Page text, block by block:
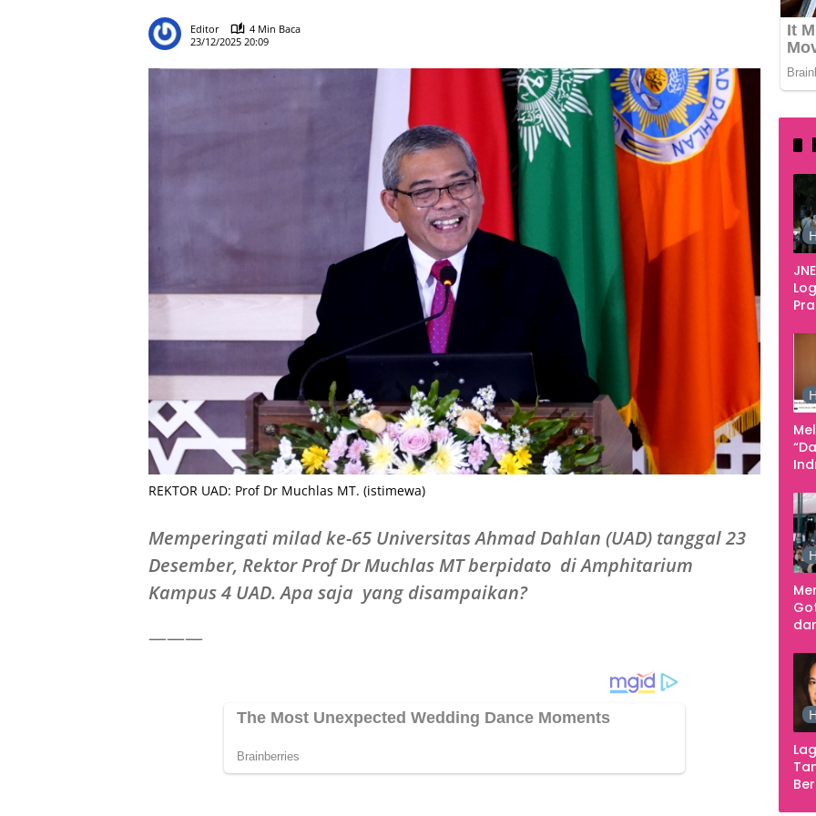
Editor
4 Min Baca
23/12/2025 20:09
REKTOR UAD: Prof Dr Muchlas MT. (istimewa)
Memperingati milad ke-65 Universitas Ahmad Dahlan (UAD) tanggal 23
Desember, Rektor Prof Dr Muchlas MT berpidato di Amphitarium
Kampus 4 UAD. Apa saja yang disampaikan?
———